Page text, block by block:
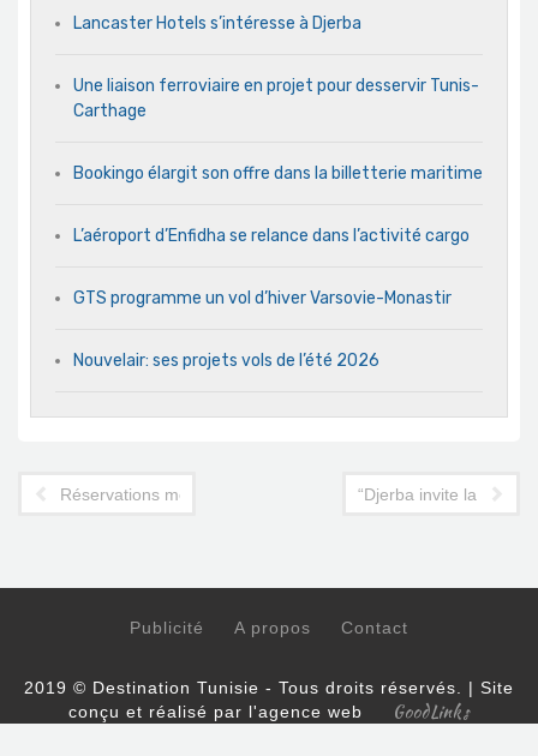
Lancaster Hotels s’intéresse à Djerba
Une liaison ferroviaire en projet pour desservir Tunis-
Carthage
Bookingo élargit son offre dans la billetterie maritime
L’aéroport d’Enfidha se relance dans l’activité cargo
GTS programme un vol d’hiver Varsovie-Monastir
Nouvelair: ses projets vols de l’été 2026
Réservations mobiles: les Smartphones, ces compagnons de
“Djerba invite la
Publicité A propos Contact
2019 © Destination Tunisie - Tous droits réservés. | Site
conçu et réalisé par l'agence web
GoodLinks